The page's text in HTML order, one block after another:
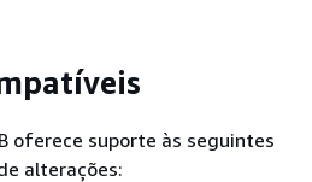
oferece suporte às seguintes
alterações: